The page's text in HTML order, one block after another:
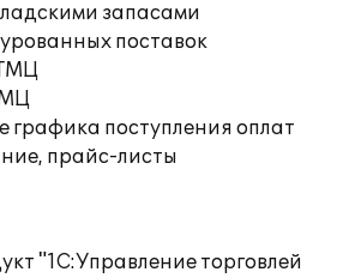
запасами
поставок
поступления оплат
прайс-листы
"1С:Управление торговлей